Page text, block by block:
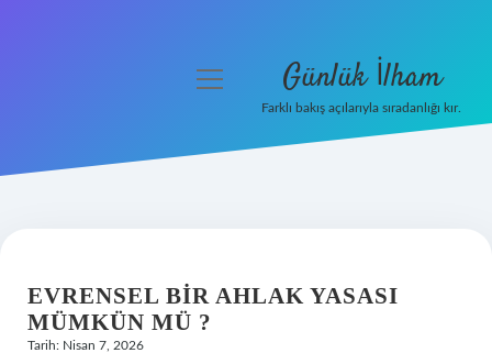
Hakkımızda
menüyü
Günlük İlham
Farklı bakış açılarıyla sıradanlığı kır.
EVRENSEL BIR AHLAK YASASI
MÜMKÜN MÜ ?
Tarih: Nisan 7, 2026